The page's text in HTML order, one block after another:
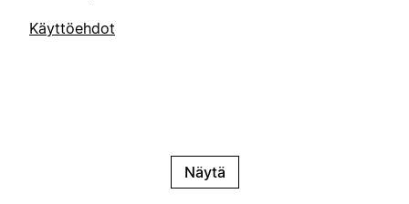
Käyttöehdot
Näytä